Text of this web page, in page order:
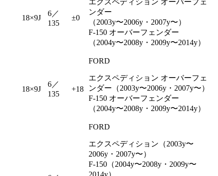
18×9J
6／
135
±0
エクスペディション オーバーフェ
ンダー
（2003y〜2006y・2007y〜）
F-150 オーバーフェンダー
（2004y〜2008y・2009y〜2014y）
18×9J
6／
135
+18
FORD
エクスペディション オーバーフェ
ンダー（2003y〜2006y・2007y〜）
F-150 オーバーフェンダー
（2004y〜2008y・2009y〜2014y）
FORD
エクスペディション（2003y〜
2006y・2007y〜）
F-150（2004y〜2008y・2009y〜
2014y）